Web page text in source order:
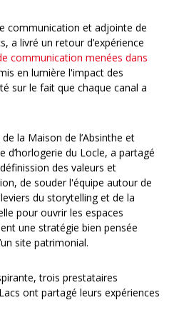
communication et adjointe de
a livré un retour d’expérience
communication menées dans
en lumière l'impact des
sur le fait que chaque canal a
la Maison de l’Absinthe et
du Locle, a partagé
des valeurs et
de souder l'équipe autour de
du storytelling et de la
pour ouvrir les espaces
une stratégie bien pensée
site patrimonial.
trois prestataires
ont partagé leurs expériences